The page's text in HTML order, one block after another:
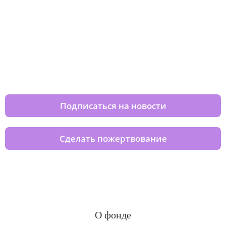
Подписаться на новости
Сделать пожертвование
О фонде